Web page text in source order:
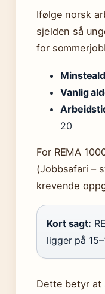
Ifølge norsk
sjelden så
for
Vanlig
20
For REMA
(Jobbsafari –
krevende
Kort sagt:
ligger på
Dette betyr at